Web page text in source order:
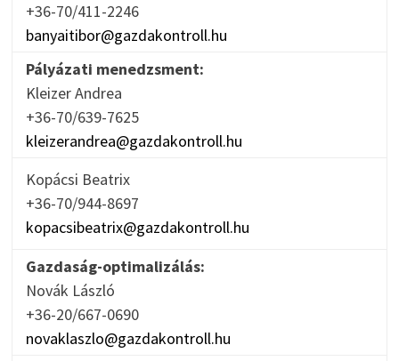
+36-70/411-2246
banyaitibor@gazdakontroll.hu
Pályázati menedzsment:
Kleizer Andrea
+36-70/639-7625
kleizerandrea@gazdakontroll.hu
Kopácsi Beatrix
+36-70/944-8697
kopacsibeatrix@gazdakontroll.hu
Gazdaság-optimalizálás:
Novák László
+36-20/667-0690
novaklaszlo@gazdakontroll.hu